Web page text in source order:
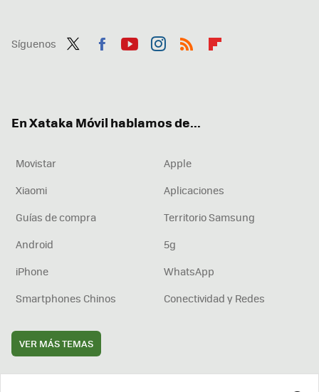
Síguenos
En Xataka Móvil hablamos de...
Movistar
Apple
Xiaomi
Aplicaciones
Guías de compra
Territorio Samsung
Android
5g
iPhone
WhatsApp
Smartphones Chinos
Conectividad y Redes
VER MÁS TEMAS